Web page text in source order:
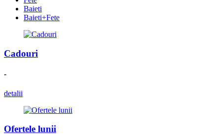
Baieti
Baieti+Fete
Cadouri
-
detalii
Ofertele lunii